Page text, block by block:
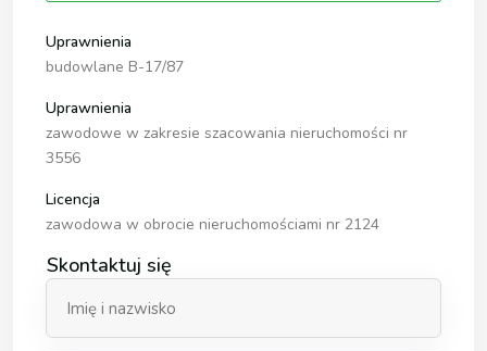
Uprawnienia
budowlane B-17/87
Uprawnienia
zawodowe w zakresie szacowania nieruchomości nr
3556
Licencja
zawodowa w obrocie nieruchomościami nr 2124
Skontaktuj się